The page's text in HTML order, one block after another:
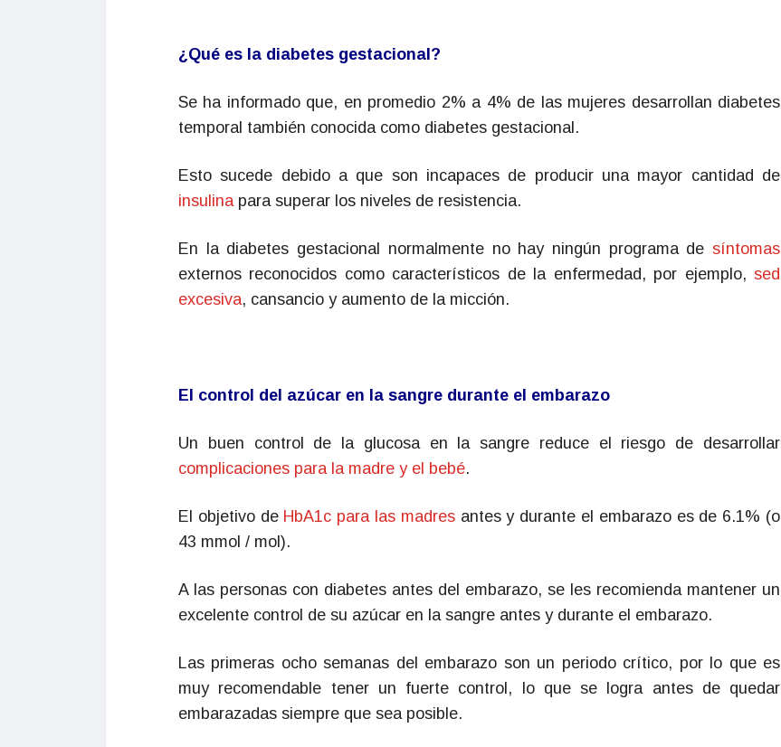
¿Qué es la diabetes gestacional?
Se ha informado que, en promedio 2% a 4% de las mujeres desarrollan diabetes
temporal también conocida como diabetes gestacional.
Esto sucede debido a que son incapaces de producir una mayor cantidad de
insulina para superar los niveles de resistencia.
En la diabetes gestacional normalmente no hay ningún programa de síntomas
externos reconocidos como característicos de la enfermedad, por ejemplo, sed
excesiva, cansancio y aumento de la micción.
El control del azúcar en la sangre durante el embarazo
Un buen control de la glucosa en la sangre reduce el riesgo de desarrollar
complicaciones para la madre y el bebé.
El objetivo de HbA1c para las madresantes y durante el embarazo es de 6.1% (o
43 mmol / mol).
A las personas con diabetes antes del embarazo, se les recomienda mantener un
excelente control de su azúcar en la sangre antes y durante el embarazo.
Las primeras ocho semanas del embarazo son un periodo crítico, por lo que es
muy recomendable tener un fuerte control, lo que se logra antes de quedar
embarazadas siempre que sea posible.